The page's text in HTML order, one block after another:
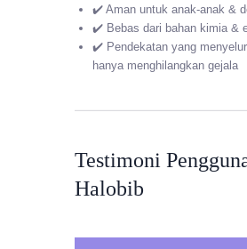
✔️ Aman untuk anak-anak &
✔️ Bebas dari bahan kimia &
✔️ Pendekatan yang
hanya menghilangkan gejala
Testimoni
Halobib